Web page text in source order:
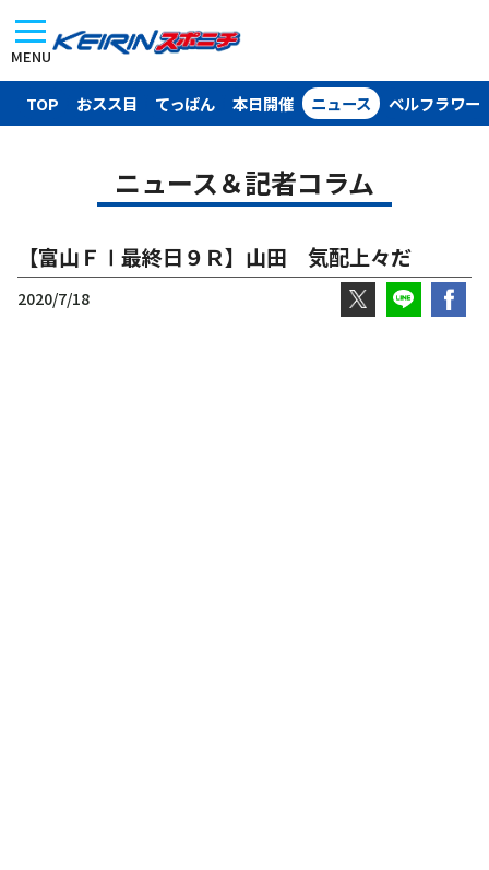
MENU
TOP おスス目 てっぱん 本日開催 ニュース ベルフラワー
ニュース＆記者コラム
【富山ＦⅠ最終日９Ｒ】山田 気配上々だ
2020/7/18